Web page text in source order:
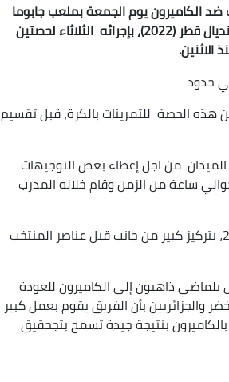
ضد الكاميرون يوم الجمعة بملعب جابوما
(18:00 بتوقيت الجزائر)، لحساب مقابلات السد الفاصلة والمؤهلة لمونديال قطر (2022)، بإجرائه الثلاثاء لحصتين
الاثنين.
حدود
من هذه الحصة للتمرينات بالكرة، قبل تقسيم
من اجل إعطاء بعض التوجيهات
ساعة من الزمن وقام خلاله المدرب
واتسمت هذه الحصة التدريبية التي انتهت في حدود الساعة الـ 20:30، بتركيز كبير من جانب قبل عناصر المنتخب
بلماضي ذاهبون إلى الكاميرون للعودة
والجزائريين بأن الفريق يقوم بعمل كبير
بنتيجة جيدة تسمح بتجحقيق